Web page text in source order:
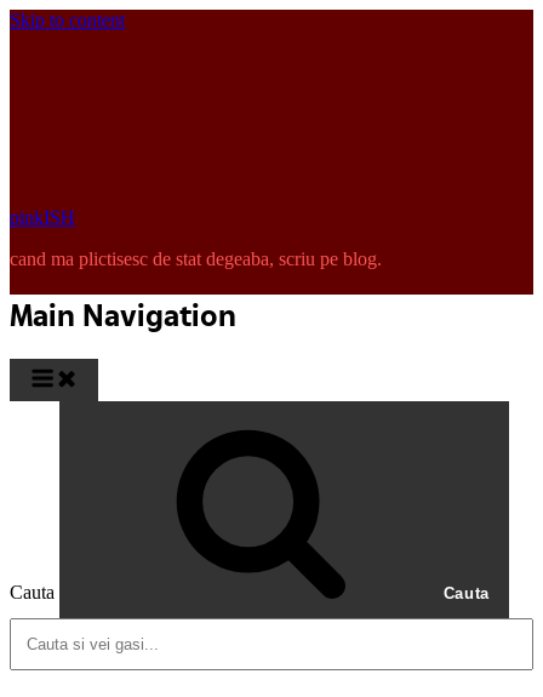
Skip to content
pinkISH
cand ma plictisesc de stat degeaba, scriu pe blog.
Main Navigation
Cauta Cauta